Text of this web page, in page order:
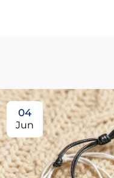
04
Jun